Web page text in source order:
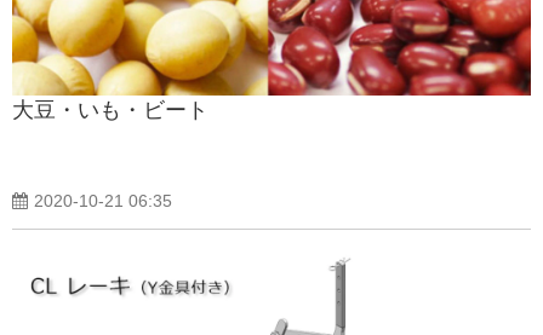
大豆・いも・ビート
2020-10-21 06:35